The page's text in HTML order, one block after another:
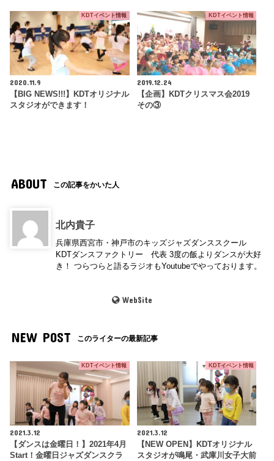
KDTイベント情報
2020.11.9
【BIG NEWS!!!】KDTオリジナル
スタジオができます！
KDTイベント情報
2019.12.24
【企画】KDTクリスマス会2019
その③
ABOUT この記事をかいた人
北内貴子
兵庫県西宮市・神戸市のキッズジャズダンススクール
KDTダンスファクトリー 代表 3度の飯よりダンスが大好
き！ つらつらと語るラジオもYoutubeでやっております。
WebSite
NEW POST このライターの最新記事
KDTイベント情報
2021.3.12
【ダンスは金曜日！】2021年4月
Start！金曜日ジャズダンスクラ
KDTイベント情報
2021.3.12
【NEW OPEN】KDTオリジナル
スタジオが鳴尾・武庫川女子大前